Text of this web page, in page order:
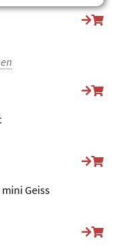
Geiss